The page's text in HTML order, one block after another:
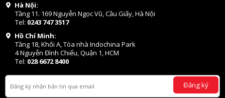
Hà Nội:
Tầng 11. 169 Nguyễn Ngọc Vũ, Cầu Giấy, Hà Nội
Tel: 0243 747 3517
Hồ Chí Minh:
Tầng 18, Khối A, Tòa nhà Indochina Park
4 Nguyễn Đình Chiểu, Quận 1, HCM
Tel: 028 6672 8400
Đăng ký